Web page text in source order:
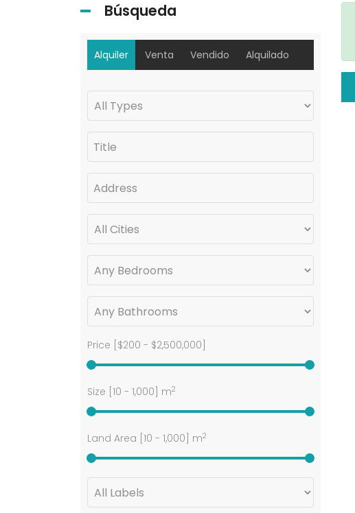
Búsqueda
Alquiler Venta Vendido Alquilado
Price [ $200 - $2,500,000
Size [ 10 - 1,000 ] m2
Land Area [ 10 - 1,000 ] m2